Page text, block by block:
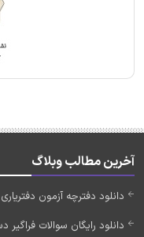
آخرین مطالب وبلاگ
دانلود دفترچه آزمون دفتریاری 1405
دانلود رایگان سوالات فراگیر